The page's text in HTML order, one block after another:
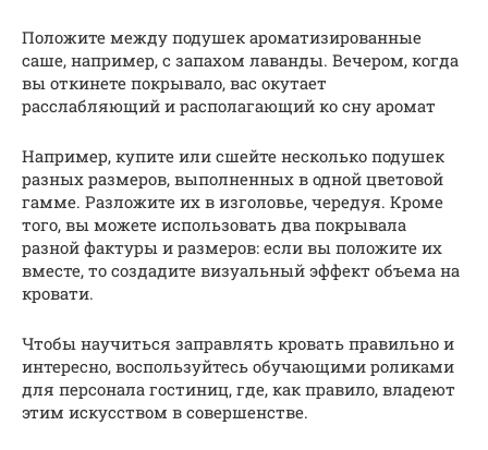
Положите между подушек ароматизированные
саше, например, с запахом лаванды. Вечером, когда
вы откинете покрывало, вас окутает
расслабляющий и располагающий ко сну аромат
Например, купите или сшейте несколько подушек
разных размеров, выполненных в одной цветовой
гамме. Разложите их в изголовье, чередуя. Кроме
того, вы можете использовать два покрывала
разной фактуры и размеров: если вы положите их
вместе, то создадите визуальный эффект объема на
кровати.
Чтобы научиться заправлять кровать правильно и
интересно, воспользуйтесь обучающими роликами
для персонала гостиниц, где, как правило, владеют
этим искусством в совершенстве.